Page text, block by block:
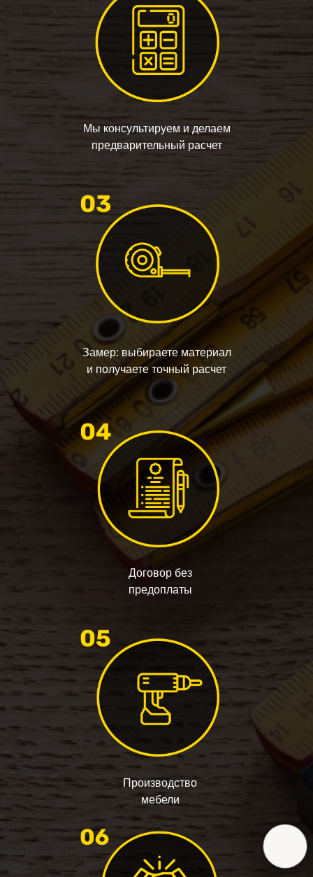
Мы консультируем и делаем
предварительный расчет
Замер: выбираете материал
и получаете точный расчет
Договор без
предоплаты
Производство
мебели